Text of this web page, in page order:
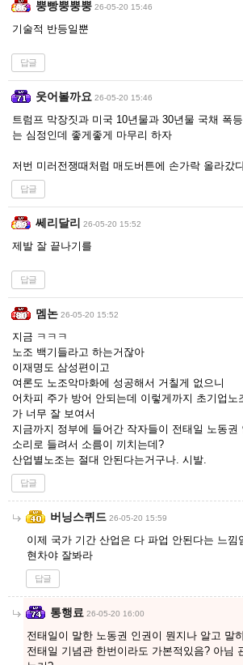
뿡빵뿡뿡뿡 26-05-20 15:46
기술적 반등일뿐
답글
웃어볼까요 26-05-20 15:46
트럼프 막장짓과 미국 10년물과 30년물 국채 폭
는 심정인데 좋게좋게 마무리 하자
저번 미러전쟁때처럼 매도버튼에 손가락 올라갔
답글
쎄리달리 26-05-20 15:52
제발 잘 끝나기를
답글
멤논 26-05-20 15:52
지금 ㅋㅋㅋ
노조 백기들라고 하는거잖아
이재명도 삼성편이고
여론도 노조악마화에 성공해서 거칠게 없으니
어차피 주가 방어 안되는데 이렇게까지 초기업노
가 너무 잘 보여서
지금까지 정부에 들어간 작자들이 전태일 노동권
소리로 들려서 소름이 끼치는데?
산업별노조는 절대 안된다는거구나. 시발.
답글
버닝스퀴드 26-05-20 15:59
이제 국가 기간 산업은 다 파업 안된다는 느낌
현차야 잘봐라
답글
통행료 26-05-20 16:00
전태일이 말한 노동권 인권이 뭔지나 알고 말
전태일 기념관 한번이라도 가본적있음? 아님